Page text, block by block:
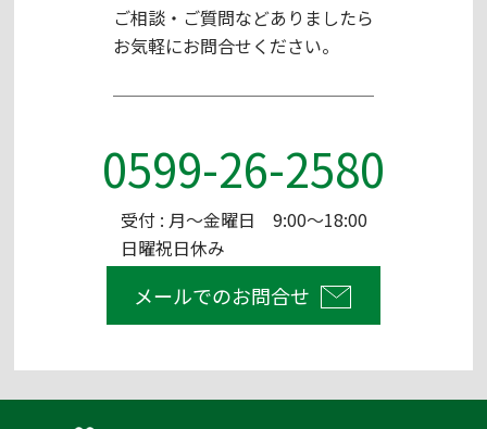
ご相談・ご質問などありましたら
お気軽にお問合せください。
0599-26-2580
受付 : 月～金曜日 9:00～18:00
日曜祝日休み
メールでのお問合せ